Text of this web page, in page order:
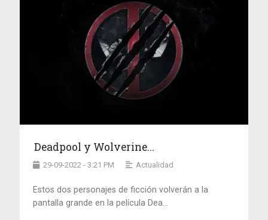
Deadpool y Wolverine...
29-09-2022 - 3:21 PM Actualidad
Estos dos personajes de ficción volverán a la
pantalla grande en la película Dea...